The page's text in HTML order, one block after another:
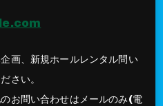
画、新規ホールレンタル問い
さい。
お問い合わせはメールのみ(電